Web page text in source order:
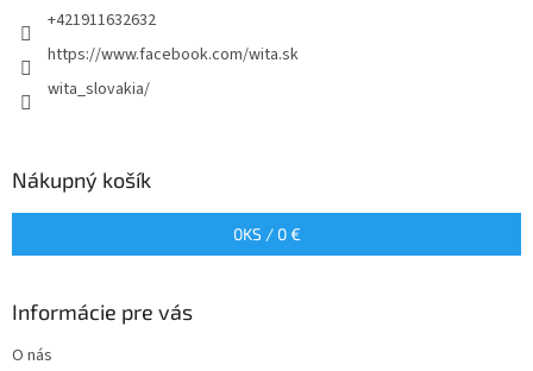
+421911632632
https://www.facebook.com/wita.sk
wita_slovakia/
Nákupný košík
0KS / 0 €
Informácie pre vás
O nás